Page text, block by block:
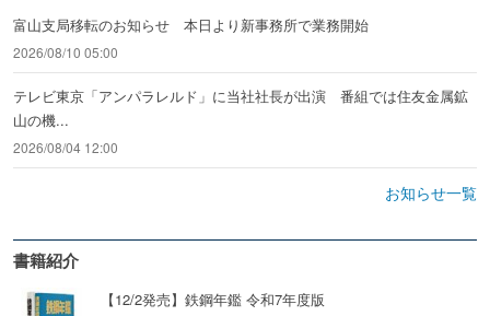
富山支局移転のお知らせ 本日より新事務所で業務開始
2026/08/10 05:00
テレビ東京「アンパラレルド」に当社社長が出演 番組では住友金属鉱
山の機...
2026/08/04 12:00
お知らせ一覧
書籍紹介
【12/2発売】鉄鋼年鑑 令和7年度版